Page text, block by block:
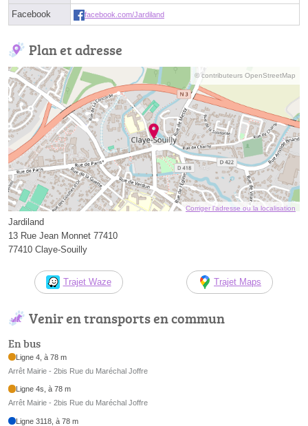
Facebook facebook.com/Jardiland
Plan et adresse
© contributeurs OpenStreetMap
Corriger l’adresse ou la localisation
Jardiland
13 Rue Jean Monnet 77410
77410 Claye-Souilly
Trajet Waze Trajet Maps
Venir en transports en commun
En bus
Ligne 4, à 78 m
Arrêt Mairie - 2bis Rue du Maréchal Joffre
Ligne 4s, à 78 m
Arrêt Mairie - 2bis Rue du Maréchal Joffre
Ligne 3118, à 78 m